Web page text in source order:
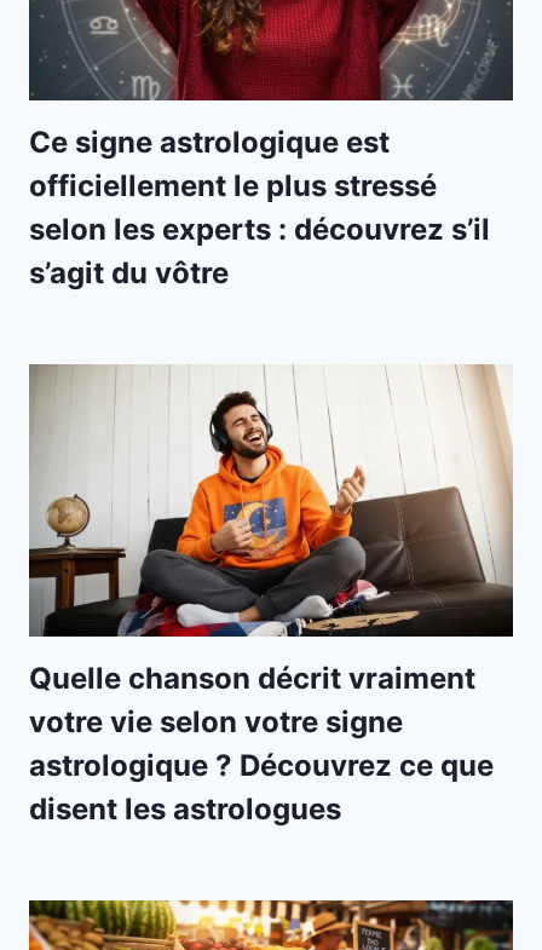
Ce signe astrologique est
officiellement le plus stressé
selon les experts : découvrez s’il
s’agit du vôtre
Quelle chanson décrit vraiment
votre vie selon votre signe
astrologique ? Découvrez ce que
disent les astrologues